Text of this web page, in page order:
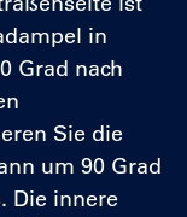
in
Grad nach
Sie die
um 90 Grad
Die innere